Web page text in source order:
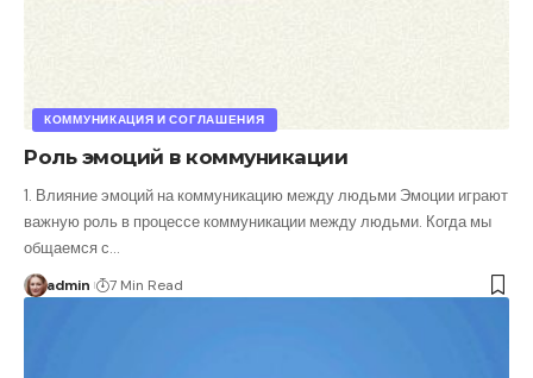
КОММУНИКАЦИЯ И СОГЛАШЕНИЯ
Роль эмоций в коммуникации
1. Влияние эмоций на коммуникацию между людьми Эмоции играют
важную роль в процессе коммуникации между людьми. Когда мы
общаемся с…
admin 7 Min Read